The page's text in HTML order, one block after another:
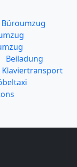
Büroumzug
Beiladung
Klaviertransport